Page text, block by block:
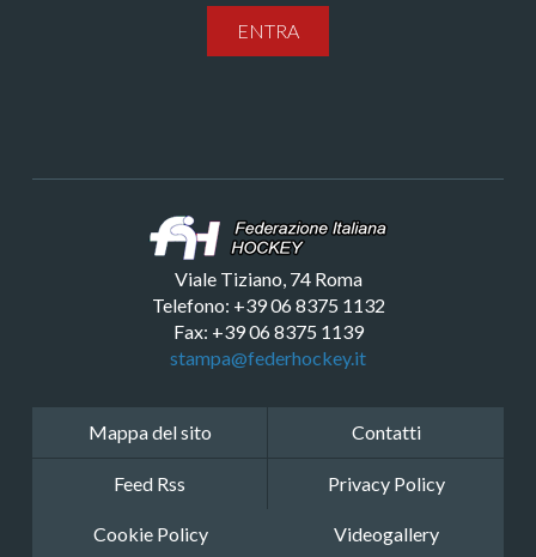
ENTRA
Viale Tiziano, 74 Roma
Telefono: +39 06 8375 1132
Fax: +39 06 8375 1139
stampa@federhockey.it
Mappa del sito Contatti
Feed Rss Privacy Policy
Cookie Policy Videogallery